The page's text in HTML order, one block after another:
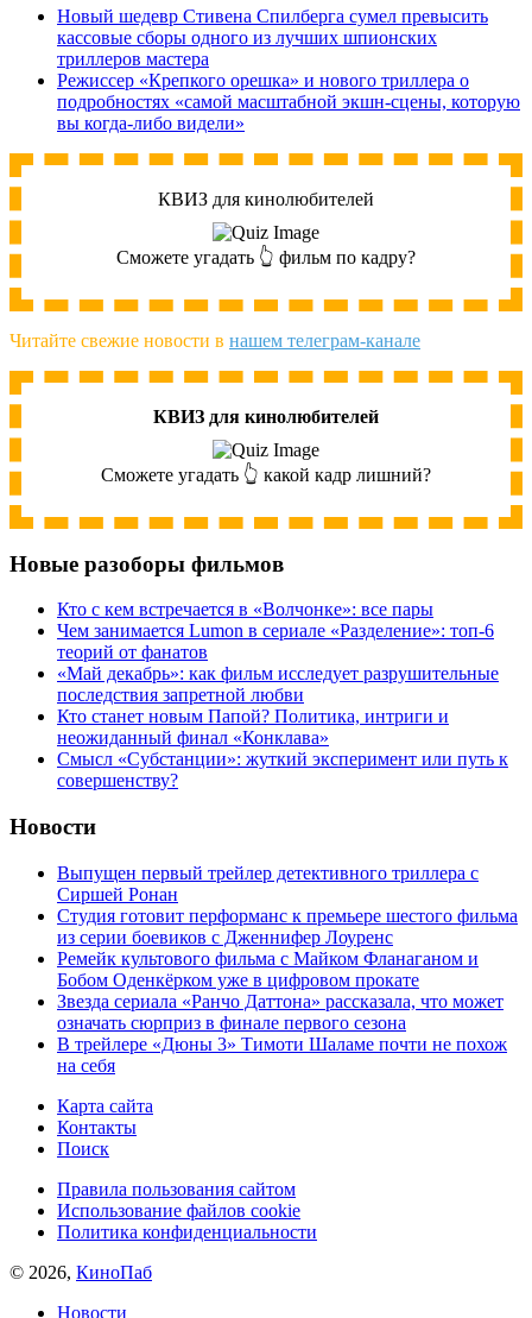
Новый шедевр Стивена Спилберга сумел превысить
кассовые сборы одного из лучших шпионских
триллеров мастера
Режиссер «Крепкого орешка» и нового триллера о
подробностях «самой масштабной экшн-сцены, которую
вы когда-либо видели»
КВИЗ для кинолюбителей
Сможете угадать 👆 фильм по кадру?
Читайте свежие новости в нашем телеграм-канале
КВИЗ для кинолюбителей
Сможете угадать 👆 какой кадр лишний?
Новые разоборы фильмов
Кто с кем встречается в «Волчонке»: все пары
Чем занимается Lumon в сериале «Разделение»: топ-6
теорий от фанатов
«Май декабрь»: как фильм исследует разрушительные
последствия запретной любви
Кто станет новым Папой? Политика, интриги и
неожиданный финал «Конклава»
Cмысл «Субстанции»: жуткий эксперимент или путь к
совершенству?
Новости
Выпущен первый трейлер детективного триллера с
Сиршей Ронан
Студия готовит перформанс к премьере шестого фильма
из серии боевиков с Дженнифер Лоуренс
Ремейк культового фильма с Майком Фланаганом и
Бобом Оденкёрком уже в цифровом прокате
Звезда сериала «Ранчо Даттона» рассказала, что может
означать сюрприз в финале первого сезона
В трейлере «Дюны 3» Тимоти Шаламе почти не похож
на себя
Карта сайта
Контакты
Поиск
Правила пользования сайтом
Использование файлов cookie
Политика конфиденциальности
© 2026, КиноПаб
Новости